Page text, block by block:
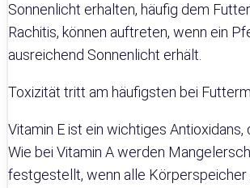
Sonnenlicht erhalten, häufig dem
Rachitis, können auftreten, wenn ein
ausreichend Sonnenlicht erhält.
Toxizität tritt am häufigsten bei
Vitamin E ist ein wichtiges
Wie bei Vitamin A werden
festgestellt, wenn alle Körperspeicher